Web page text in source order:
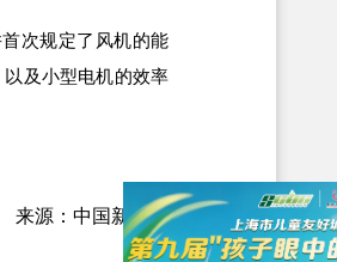
次规定了风机的能
及小型电机的效率
来源：中国新闻网